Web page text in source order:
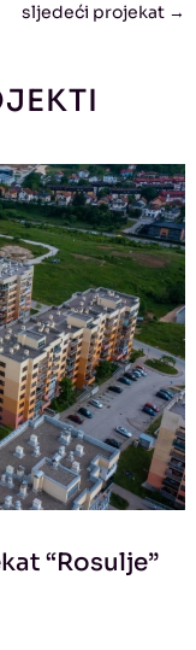
sljedeći projekat →
“Rosulje”